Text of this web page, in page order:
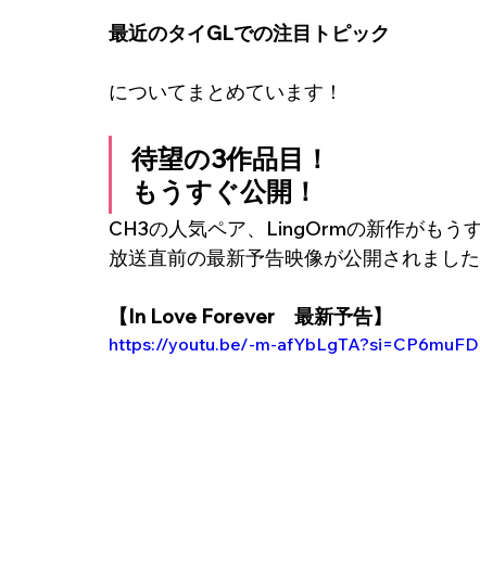
最近のタイGLでの注目トピック
についてまとめています！
待望の3作品目！
もうすぐ公開！
CH3の人気ペア、LingOrmの新作がもう
放送直前の最新予告映像が公開されました
【In Love Forever　最新予告】
https://youtu.be/-m-